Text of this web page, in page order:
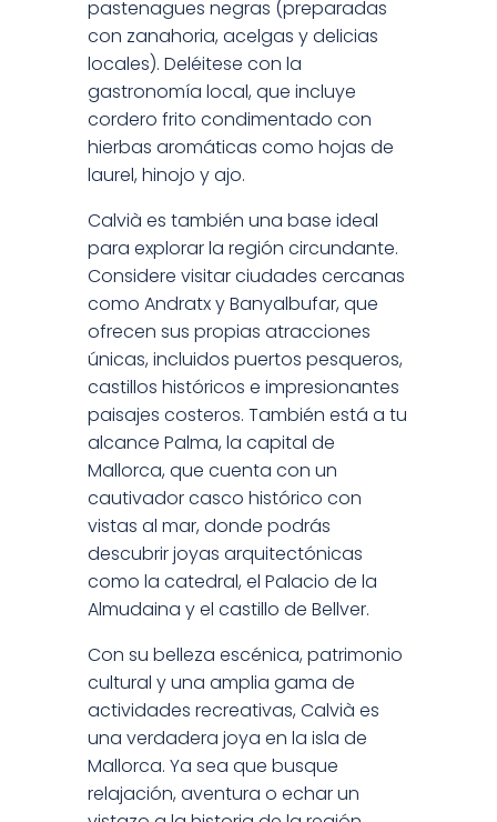
pastenagues negras (preparadas
con zanahoria, acelgas y delicias
locales). Deléitese con la
gastronomía local, que incluye
cordero frito condimentado con
hierbas aromáticas como hojas de
laurel, hinojo y ajo.
Calvià es también una base ideal
para explorar la región circundante.
Considere visitar ciudades cercanas
como Andratx y Banyalbufar, que
ofrecen sus propias atracciones
únicas, incluidos puertos pesqueros,
castillos históricos e impresionantes
paisajes costeros. También está a tu
alcance Palma, la capital de
Mallorca, que cuenta con un
cautivador casco histórico con
vistas al mar, donde podrás
descubrir joyas arquitectónicas
como la catedral, el Palacio de la
Almudaina y el castillo de Bellver.
Con su belleza escénica, patrimonio
cultural y una amplia gama de
actividades recreativas, Calvià es
una verdadera joya en la isla de
Mallorca. Ya sea que busque
relajación, aventura o echar un